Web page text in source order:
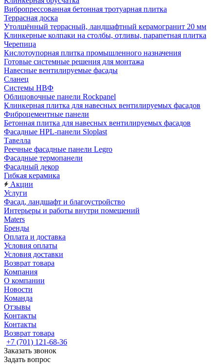
Вибропрессованная бетонная тротуарная плитка
Террасная доска
Утолщённый террасный, ландшафтный керамогранит 20 мм
Клинкерные колпаки на столбы, отливы, парапетная плитка
Черепица
Кислотоупорная плитка промышленного назначения
Готовые системные решения для монтажа
Навесные вентилируемые фасады
Сланец
Системы НВФ
Облицовочные панели Rockpanel
Клинкерная плитка для навесных вентилируемых фасадов
Фиброцементные панели
Бетонная плитка для навесных вентилируемых фасадов
Фасадные HPL-панели Sloplast
Тавелла
Реечные фасадные панели Legro
Фасадные термопанели
Фасадный декор
Гибкая керамика
Акции
Услуги
Фасад, ландшафт и благоустройство
Интерьеры и работы внутри помещений
Maters
Бренды
Оплата и доставка
Условия оплаты
Условия доставки
Возврат товара
Компания
О компании
Новости
Команда
Отзывы
Контакты
Контакты
Возврат товара
+7 (701) 121-68-36
Заказать звонок
Задать вопрос